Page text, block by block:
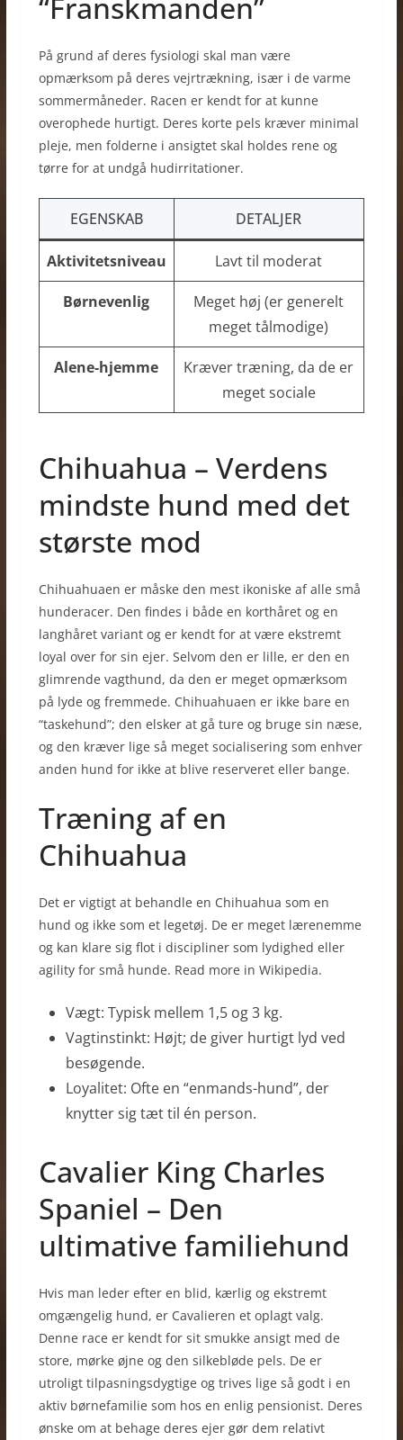
På grund af deres fysiologi skal man være
opmærksom på deres vejrtrækning, især i de varme
sommermåneder. Racen er kendt for at kunne
overophede hurtigt. Deres korte pels kræver minimal
pleje, men folderne i ansigtet skal holdes rene og
tørre for at undgå hudirritationer.
EGENSKAB DETALJER
Aktivitetsniveau Lavt til moderat
Børnevenlig
Meget høj (er generelt
meget tålmodige)
Alene-hjemme
Kræver træning, da de er
meget sociale
Chihuahua – Verdens
mindste hund med det
største mod
Chihuahuaen er måske den mest ikoniske af alle små
hunderacer. Den findes i både en korthåret og en
langhåret variant og er kendt for at være ekstremt
loyal over for sin ejer. Selvom den er lille, er den en
glimrende vagthund, da den er meget opmærksom
på lyde og fremmede. Chihuahuaen er ikke bare en
“taskehund”; den elsker at gå ture og bruge sin næse,
og den kræver lige så meget socialisering som enhver
anden hund for ikke at blive reserveret eller bange.
Træning af en
Chihuahua
Det er vigtigt at behandle en Chihuahua som en
hund og ikke som et legetøj. De er meget lærenemme
og kan klare sig flot i discipliner som lydighed eller
agility for små hunde. Read more in Wikipedia.
Vægt: Typisk mellem 1,5 og 3 kg.
Vagtinstinkt: Højt; de giver hurtigt lyd ved
besøgende.
Loyalitet: Ofte en “enmands-hund”, der
knytter sig tæt til én person.
Cavalier King Charles
Spaniel – Den
ultimative familiehund
Hvis man leder efter en blid, kærlig og ekstremt
omgængelig hund, er Cavalieren et oplagt valg.
Denne race er kendt for sit smukke ansigt med de
store, mørke øjne og den silkebløde pels. De er
utroligt tilpasningsdygtige og trives lige så godt i en
aktiv børnefamilie som hos en enlig pensionist. Deres
ønske om at behage deres ejer gør dem relativt